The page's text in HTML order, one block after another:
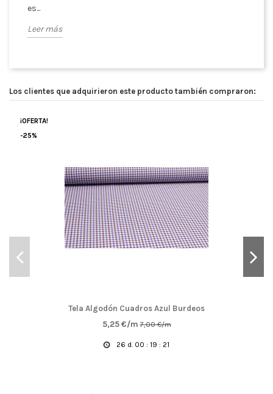
es...
Leer más
Los clientes que adquirieron este producto también compraron:
¡OFERTA!
-25%
Tela Algodón Cuadros Azul Burdeos
5,25 €/m7,00 €/m
26d. 00: 19: 20